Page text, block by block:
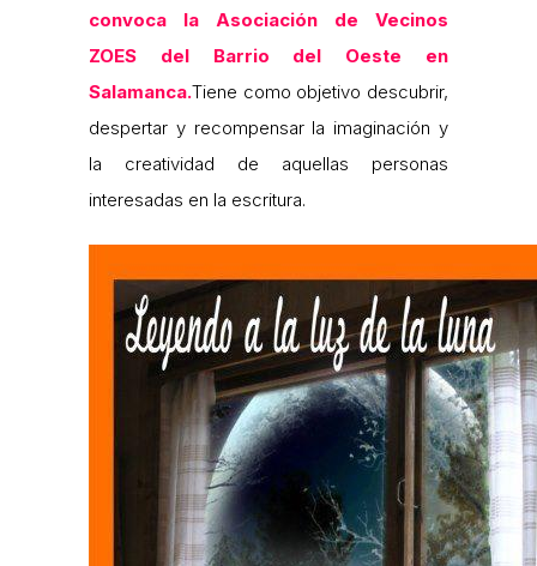
convoca la Asociación de Vecinos
ZOES del Barrio del Oeste en
Salamanca.Tiene como objetivo descubrir,
despertar y recompensar la imaginación y
la creatividad de aquellas personas
interesadas en la escritura.